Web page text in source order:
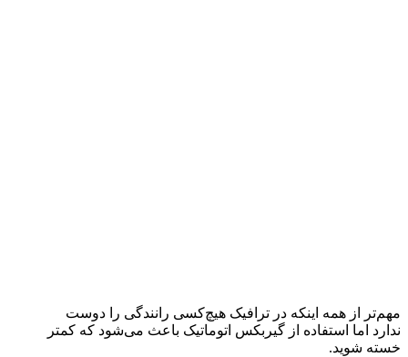
مهم‌تر از همه اینکه در ترافیک هیچ‌کسی رانندگی را دوست
ندارد اما استفاده از گیربکس اتوماتیک باعث می‌شود که کمتر
خسته شوید.